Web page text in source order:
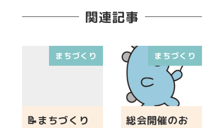
関連記事
まちづくり
📝まちづくり
まちづくり
総会開催のお